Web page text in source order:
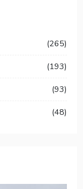
(265)
(193)
(93)
(48)